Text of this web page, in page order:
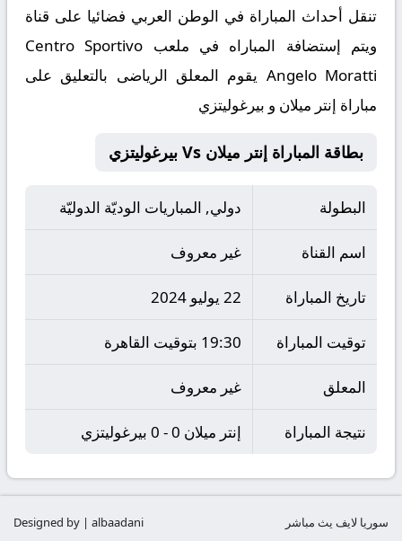
تنقل أحداث المباراة في الوطن العربي فضائيا على قناة
ويتم إستضافة المباراه في ملعب Centro Sportivo
Angelo Moratti يقوم المعلق الرياضى بالتعليق على
مباراة إنتر ميلان و بيرغوليتزي
بطاقة المباراة إنتر ميلان Vs بيرغوليتزي
البطولة دولي, المباريات الوديّة الدوليّة
اسم القناة غير معروف
تاريخ المباراة 22 يوليو 2024
توقيت المباراة 19:30 بتوقيت القاهرة
المعلق غير معروف
نتيجة المباراة إنتر ميلان 0 - 0 بيرغوليتزي
سوريا لايف يث مباشر Designed by | albaadani